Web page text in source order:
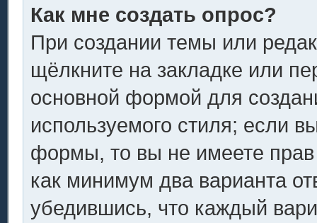
Как мне создать опрос?
При создании темы или
щёлкните на закладке или
основной формой для
используемого стиля; если
формы, то вы не имеете прав
как минимум два варианта
убедившись, что каждый